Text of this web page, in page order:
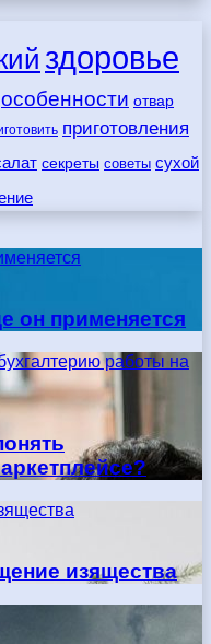
здоровье
особенности отвар
приготовления
секреты советы сухой
он применяется
работы на
изящества